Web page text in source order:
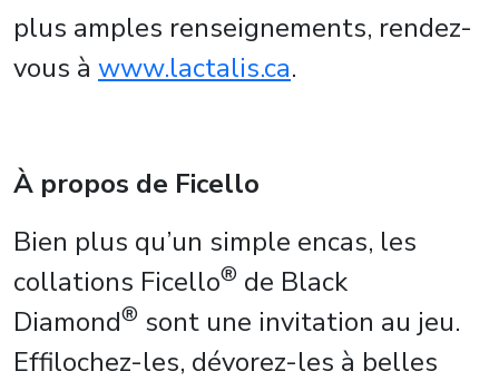
plus amples renseignements, rendez-
vous à www.lactalis.ca.
À propos de Ficello
Bien plus qu’un simple encas, les
collations Ficello® de Black
Diamond® sont une invitation au jeu.
Effilochez-les, dévorez-les à belles